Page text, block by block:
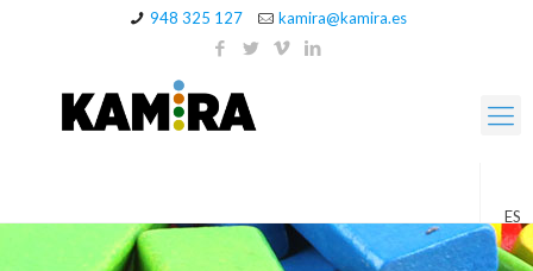
948 325 127 kamira@kamira.es
ES